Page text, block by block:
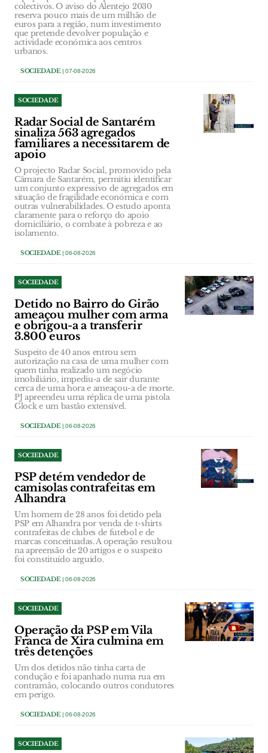
colectivos. O aviso do Alentejo 2030
reserva pouco mais de um milhão de
euros para a região, num investimento
que pretende devolver população e
actividade económica aos centros
urbanos.
SOCIEDADE| 07-08-2026
SOCIEDADE
Radar Social de Santarém
sinaliza 563 agregados
familiares a necessitarem de
apoio
O projecto Radar Social, promovido pela
Câmara de Santarém, permitiu identificar
um conjunto expressivo de agregados em
situação de fragilidade económica e com
outras vulnerabilidades. O estudo aponta
claramente para o reforço do apoio
domiciliário, o combate à pobreza e ao
isolamento.
SOCIEDADE| 06-08-2026
SOCIEDADE
Detido no Bairro do Girão
ameaçou mulher com arma
e obrigou-a a transferir
3.800 euros
Suspeito de 40 anos entrou sem
autorização na casa de uma mulher com
quem tinha realizado um negócio
imobiliário, impediu-a de sair durante
cerca de uma hora e ameaçou-a de morte.
PJ apreendeu uma réplica de uma pistola
Glock e um bastão extensível.
SOCIEDADE| 06-08-2026
SOCIEDADE
PSP detém vendedor de
camisolas contrafeitas em
Alhandra
Um homem de 28 anos foi detido pela
PSP em Alhandra por venda de t-shirts
contrafeitas de clubes de futebol e de
marcas conceituadas. A operação resultou
na apreensão de 20 artigos e o suspeito
foi constituído arguido.
SOCIEDADE| 06-08-2026
SOCIEDADE
Operação da PSP em Vila
Franca de Xira culmina em
três detenções
Um dos detidos não tinha carta de
condução e foi apanhado numa rua em
contramão, colocando outros condutores
em perigo.
SOCIEDADE| 06-08-2026
SOCIEDADE